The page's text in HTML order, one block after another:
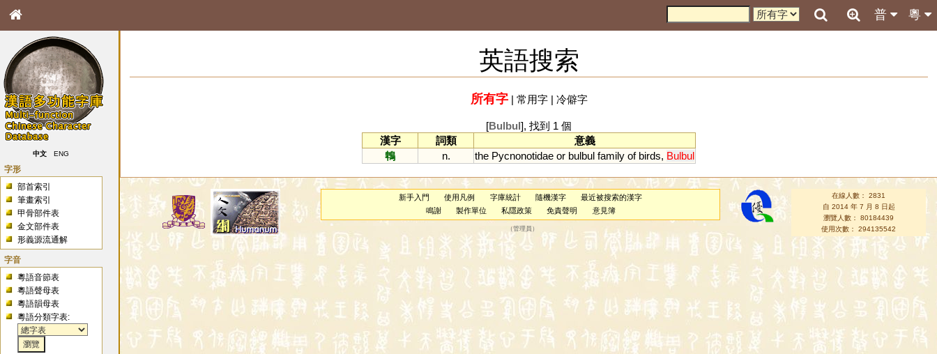
粵
普
中文 ENG
字形
部首索引
筆畫索引
甲骨部件表
金文部件表
形義源流通解
字音
粵語音節表
粵語聲母表
粵語韻母表
粵語分類字表:
英語搜索
所有字| 常用字| 冷僻字
[Bulbul], 找到 1 個
漢字
詞類
意義
鵯
n. the Pycnonotidae or bulbul family of birds, Bulbul
新手入門 使用凡例 字庫統計 隨機漢字
最近被搜索的漢字
鳴謝
製作單位 私隱政策 免責聲明 意見簿
（管理員 ）
在線人數： 2831
自 2014 年 7 月 8 日起
瀏覽人數： 80184439
使用次數： 294135542